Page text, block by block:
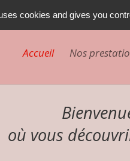
Accueil Nos
où vous
cookies and gives you